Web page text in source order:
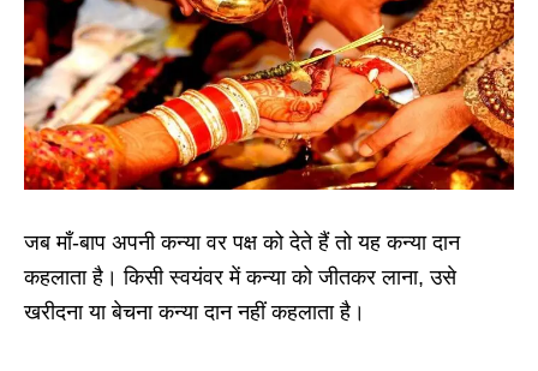
जब माँ-बाप अपनी कन्या वर पक्ष को देते हैं तो यह कन्या दान
कहलाता है। किसी स्वयंवर में कन्या को जीतकर लाना, उसे
खरीदना या बेचना कन्या दान नहीं कहलाता है।